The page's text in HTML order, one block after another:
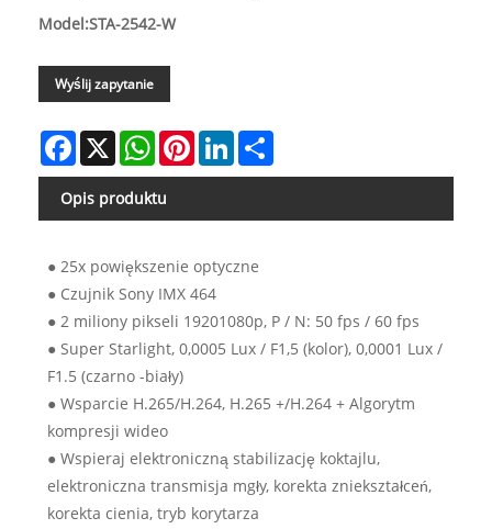
Model:STA-2542-W
Wyślij zapytanie
Facebook
X WhatsAppPinterestLinkedIn
Opis produktu
● 25x powiększenie optyczne
● Czujnik Sony IMX 464
● 2 miliony pikseli 19201080p, P / N: 50 fps / 60 fps
● Super Starlight, 0,0005 Lux / F1,5 (kolor), 0,0001 Lux /
F1.5 (czarno -biały)
● Wsparcie H.265/H.264, H.265 +/H.264 + Algorytm
kompresji wideo
● Wspieraj elektroniczną stabilizację koktajlu,
elektroniczna transmisja mgły, korekta zniekształceń,
korekta cienia, tryb korytarza